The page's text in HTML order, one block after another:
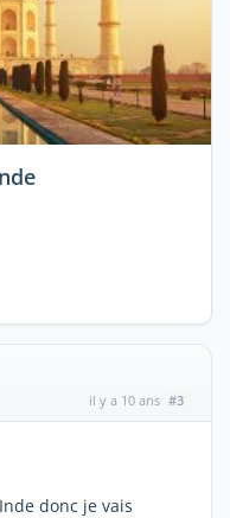
il y a 10 ans #3
donc je vais